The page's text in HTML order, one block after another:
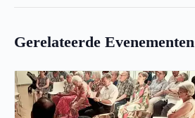
Gerelateerde Evenementen